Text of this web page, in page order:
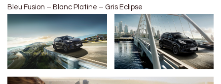
Bleu Fusion – Blanc Platine – Gris Eclipse